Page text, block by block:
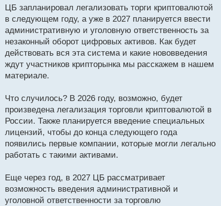
п
р
ч
и
т
а
н
н
й
о
с
т
ЦБ запланировал легализовать торги криптовалютой
в следующем году, а уже в 2027 планируется ввести
административную и уголовную ответственность за
незаконный оборот цифровых активов. Как будет
действовать вся эта система и какие нововведения
ждут участников крипторынка мы расскажем в нашем
материале.
Что случилось? В 2026 году, возможно, будет
произведена легализация торговли криптовалютой в
России. Также планируется введение специальных
лицензий, чтобы до конца следующего года
появились первые компании, которые могли легально
работать с такими активами.
Еще через год, в 2027 ЦБ рассматривает
возможность введения административной и
уголовной ответственности за торговлю